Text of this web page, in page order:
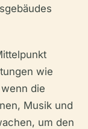
wie
die
Musik und
um den